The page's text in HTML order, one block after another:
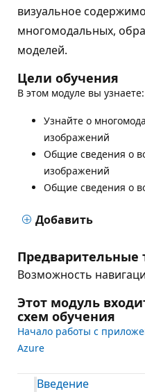
визуальное
многомодальных,
моделей.
Цели обучения
В этом модуле вы узнаете:
Узнайте о
изображений
Общие сведения о
изображений
Общие сведения о
Добавить
Предварительные
Возможность
Этот модуль
схем обучения
Начало работы с
Azure
Введение